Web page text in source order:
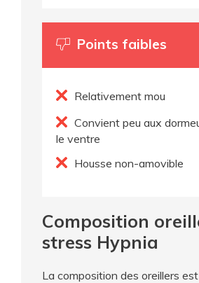
Points faibles
Relativement mou
Convient peu aux
le ventre
Housse non-amovible
Composition
stress Hypnia
La composition des oreillers